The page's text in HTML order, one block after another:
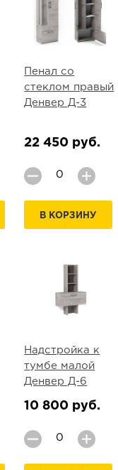
Пенал со
стеклом правый
Денвер Д-3
22 450 руб.
В КОРЗИНУ
Надстройка к
тумбе малой
Денвер Д-6
10 800 руб.